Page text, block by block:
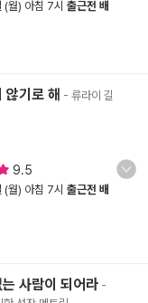
월) 아침 7시 출근전 배
않기로 해 - 류라이 길
9.5
월) 아침 7시 출근전 배
사람이 되어라 -